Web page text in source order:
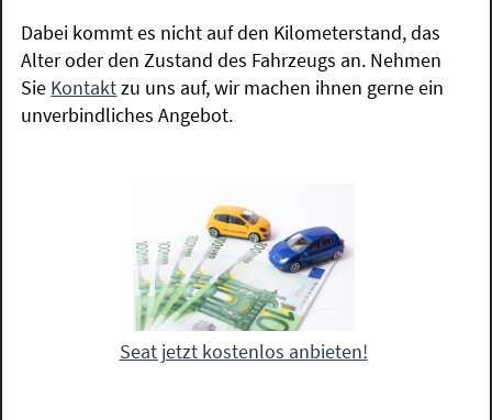
Dabei kommt es nicht auf den Kilometerstand, das
Alter oder den Zustand des Fahrzeugs an. Nehmen
Sie Kontaktzu uns auf, wir machen ihnen gerne ein
unverbindliches Angebot.
Seat jetzt kostenlos anbieten!